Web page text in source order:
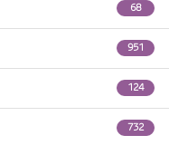
68
951
124
732